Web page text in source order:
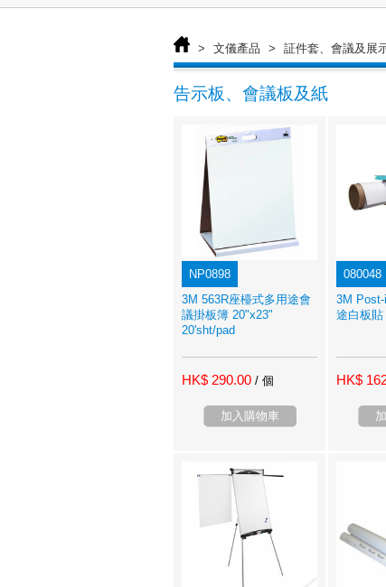
> 文儀產品 > 証件套、會議及展
告示板、會議板及紙
NP0898
3M 563R座檯式多用途會
議掛板簿 20"x23"
20'sht/pad
HK$ 290.00 / 個
加入購物車
080048
3M
途白板貼
HK$